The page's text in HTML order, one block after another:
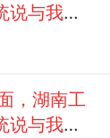
说与我重
，湖南工
说与我重